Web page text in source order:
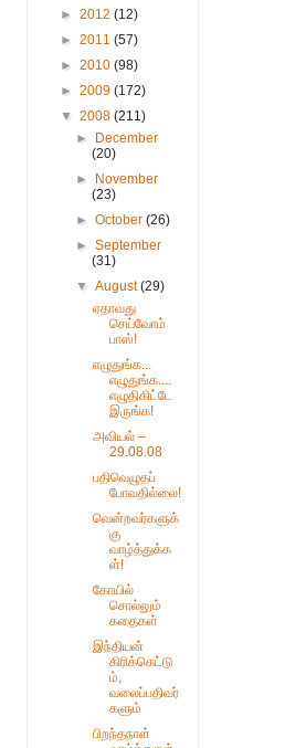
► 2012 (12)
► 2011 (57)
► 2010 (98)
► 2009 (172)
▼ 2008 (211)
►
December
(20)
►
November
(23)
►October(26)
►September
(31)
▼August(29)
ஏதாவது
செய்வோம்
பாஸ்!
எழுதுங்க...
எழுதுங்க....
எழுதிகிட்டே
இருங்க!
அவியல் –
29.08.08
பதிவெழுதப்
போவதில்லை!
வென்றவர்களுக்
கு
வாழ்த்துக்க
ள்!
கோயில்
சொல்லும்
கதைகள்
இந்தியன்
கிரிக்கெட்டு
ம்,
வலைப்பதிவர்
களும்
பிறந்தநாள்